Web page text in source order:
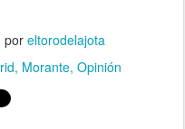
por eltorodelajota
Morante Opinión